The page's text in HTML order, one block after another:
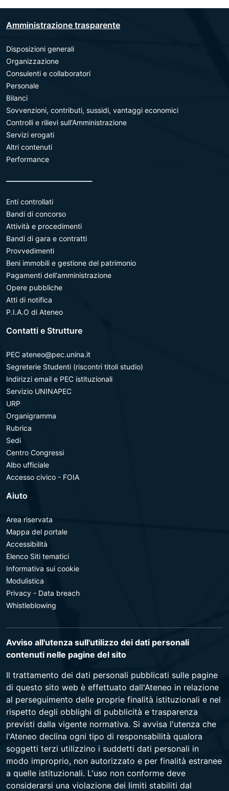
Amministrazione trasparente
Disposizioni generali
Organizzazione
Consulenti e collaboratori
Personale
Bilanci
Sovvenzioni, contributi, sussidi, vantaggi economici
Controlli e rilievi sull'Amministrazione
Servizi erogati
Altri contenuti
Performance
Enti controllati
Bandi di concorso
Attività e procedimenti
Bandi di gara e contratti
Provvedimenti
Beni immobili e gestione del patrimonio
Pagamenti dell'amministrazione
Opere pubbliche
Atti di notifica
P.I.A.O di Ateneo
Contatti e Strutture
PEC ateneo@pec.unina.it
Segreterie Studenti (riscontri titoli studio)
Indirizzi email e PEC istituzionali
Servizio UNINAPEC
URP
Organigramma
Rubrica
Sedi
Centro Congressi
Albo ufficiale
Accesso civico - FOIA
Aiuto
Area riservata
Mappa del portale
Accessibilità
Elenco Siti tematici
Informativa sui cookie
Modulistica
Privacy - Data breach
Whistleblowing
Avviso all'utenza sull'utilizzo dei dati personali
contenuti nelle pagine del sito
Il trattamento dei dati personali pubblicati sulle pagine
di questo sito web è effettuato dall'Ateneo in relazione
al perseguimento delle proprie finalità istituzionali e nel
rispetto degli obblighi di pubblicità e trasparenza
previsti dalla vigente normativa. Si avvisa l'utenza che
l'Ateneo declina ogni tipo di responsabilità qualora
soggetti terzi utilizzino i suddetti dati personali in
modo improprio, non autorizzato e per finalità estranee
a quelle istituzionali. L'uso non conforme deve
considerarsi una violazione dei limiti stabiliti dal